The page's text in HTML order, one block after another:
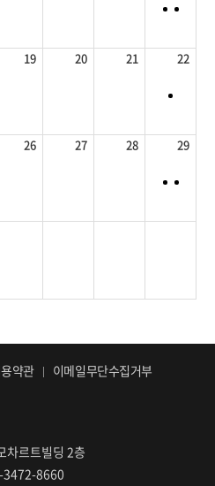
19 20 21 22
26 27 28 29
약관 이메일무단수집거부
차르트빌딩 2층
3472-8660